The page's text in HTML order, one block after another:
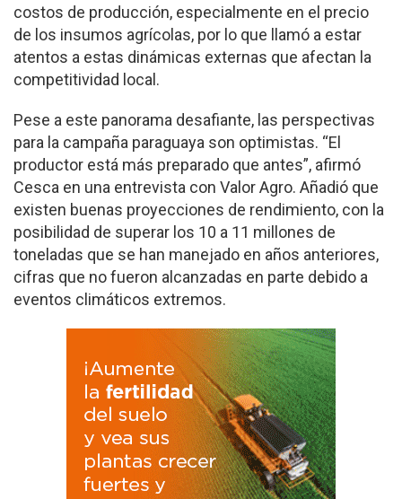
costos de producción, especialmente en el precio
de los insumos agrícolas, por lo que llamó a estar
atentos a estas dinámicas externas que afectan la
competitividad local.
Pese a este panorama desafiante, las perspectivas
para la campaña paraguaya son optimistas. “El
productor está más preparado que antes”, afirmó
Cesca en una entrevista con Valor Agro. Añadió que
existen buenas proyecciones de rendimiento, con la
posibilidad de superar los 10 a 11 millones de
toneladas que se han manejado en años anteriores,
cifras que no fueron alcanzadas en parte debido a
eventos climáticos extremos.